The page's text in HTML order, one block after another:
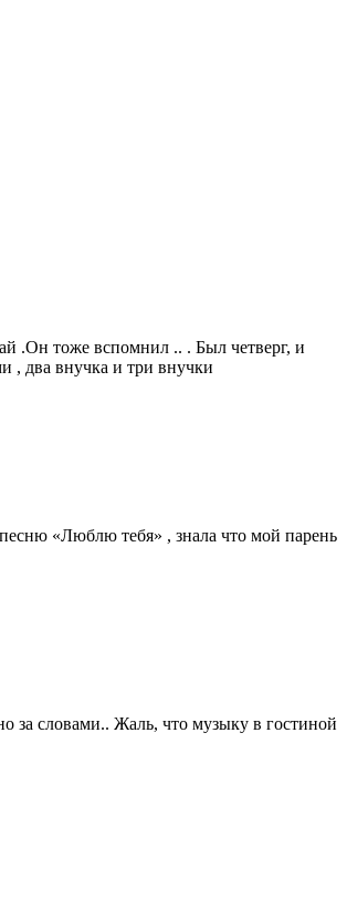
.Он тоже вспомнил .. . Был четверг, и
, два внучка и три внучки
«Люблю тебя» , знала что мой парень
словами.. Жаль, что музыку в гостиной